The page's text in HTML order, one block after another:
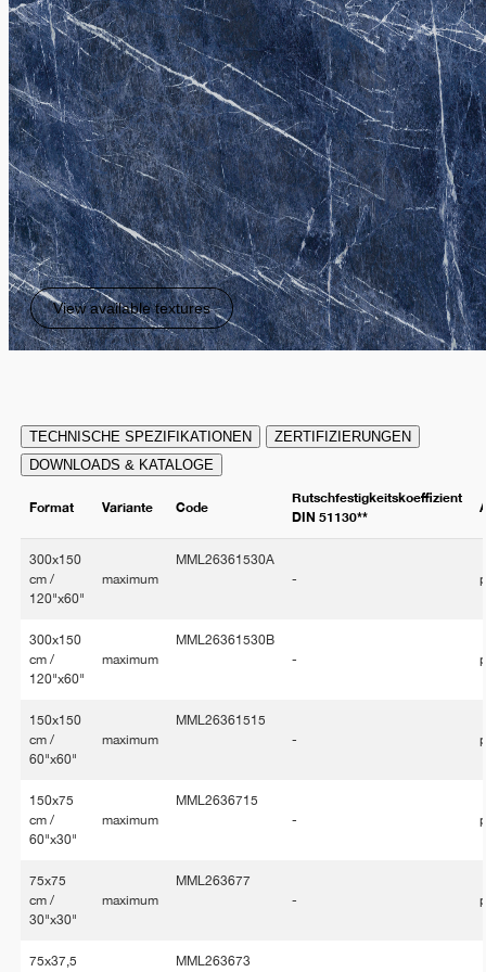
View available textures
TECHNISCHE SPEZIFIKATIONEN
ZERTIFIZIERUNGEN
DOWNLOADS & KATALOGE
Format Variante Code
Rutschfestigkeitskoeffizient
DIN 51130**
300x150
cm /
120"x60"
maximum
MML26361530A
-
300x150
cm /
120"x60"
maximum
MML26361530B
-
150x150
cm /
60"x60"
maximum
MML26361515
-
150x75
cm /
60"x30"
maximum
MML2636715
-
75x75
cm /
30"x30"
maximum
MML263677
-
75x37,5
MML263673